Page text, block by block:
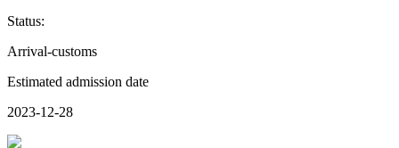
Status:
Arrival-customs
Estimated admission date
2023-12-28